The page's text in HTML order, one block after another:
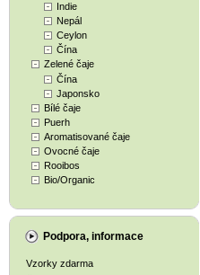
Indie
Nepál
Ceylon
Čína
Zelené čaje
Čína
Japonsko
Bílé čaje
Puerh
Aromatisované čaje
Ovocné čaje
Rooibos
Bio/Organic
Podpora, informace
Vzorky zdarma